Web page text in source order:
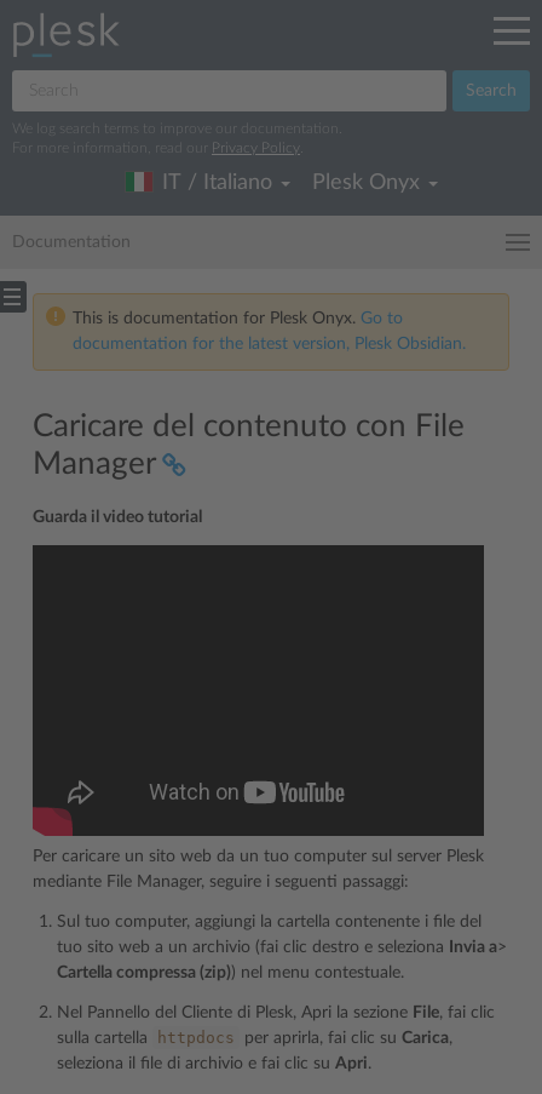
Search
We log search terms to improve our documentation.
For more information, read our
Privacy Policy
IT / Italiano Plesk Onyx
Documentation
This is documentation for Plesk Onyx. Go to
documentation for the latest version, Plesk Obsidian.
Caricare del contenuto con File
Manager
Guarda il video tutorial
Per caricare un sito web da un tuo computer sul server Plesk
mediante File Manager, seguire i seguenti passaggi:
Sul tuo computer, aggiungi la cartella contenente i file del
tuo sito web a un archivio (fai clic destro e seleziona
Invia a>
Cartella compressa (zip)) nel menu contestuale.
Nel Pannello del Cliente di Plesk, Apri la sezione File, fai clic
sulla cartella
httpdocs per aprirla, fai clic su Carica,
seleziona il file di archivio e fai clic su Apri.